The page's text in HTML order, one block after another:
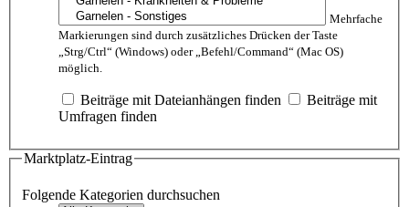
Mehrfache
Markierungen sind durch zusätzliches Drücken der Taste
„Strg/Ctrl“ (Windows) oder „Befehl/Command“ (Mac OS)
möglich.
Beiträge mit Dateianhängen finden
Beiträge mit
Umfragen finden
Marktplatz-Eintrag
Folgende Kategorien durchsuchen